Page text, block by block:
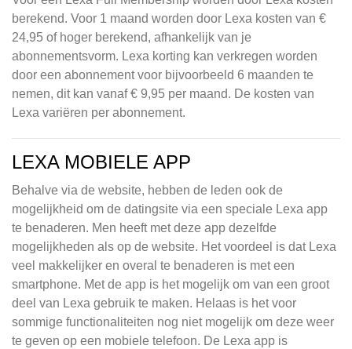
berekend. Voor 1 maand worden door Lexa kosten van €
24,95 of hoger berekend, afhankelijk van je
abonnementsvorm. Lexa korting kan verkregen worden
door een abonnement voor bijvoorbeeld 6 maanden te
nemen, dit kan vanaf € 9,95 per maand. De kosten van
Lexa variëren per abonnement.
LEXA MOBIELE APP
Behalve via de website, hebben de leden ook de
mogelijkheid om de datingsite via een speciale Lexa app
te benaderen. Men heeft met deze app dezelfde
mogelijkheden als op de website. Het voordeel is dat Lexa
veel makkelijker en overal te benaderen is met een
smartphone. Met de app is het mogelijk om van een groot
deel van Lexa gebruik te maken. Helaas is het voor
sommige functionaliteiten nog niet mogelijk om deze weer
te geven op een mobiele telefoon. De Lexa app is